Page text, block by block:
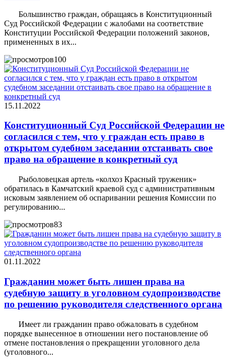
Большинство граждан, обращаясь в Конституционный
Суд Российской Федерации с жалобами на соответствие
Конституции Российской Федерации положений законов,
примененных в их...
100
15.11.2022
Конституционный Суд Российской Федерации не
согласился с тем, что у граждан есть право в
открытом судебном заседании отстаивать свое
право на обращение в конкретный суд
Рыболовецкая артель «колхоз Красный труженик»
обратилась в Камчатский краевой суд с административным
исковым заявлением об оспаривании решения Комиссии по
регулированию...
83
01.11.2022
Гражданин может быть лишен права на
судебную защиту в уголовном судопроизводстве
по решению руководителя следственного органа
Имеет ли гражданин право обжаловать в судебном
порядке вынесенное в отношении него постановление об
отмене постановления о прекращении уголовного дела
(уголовного...